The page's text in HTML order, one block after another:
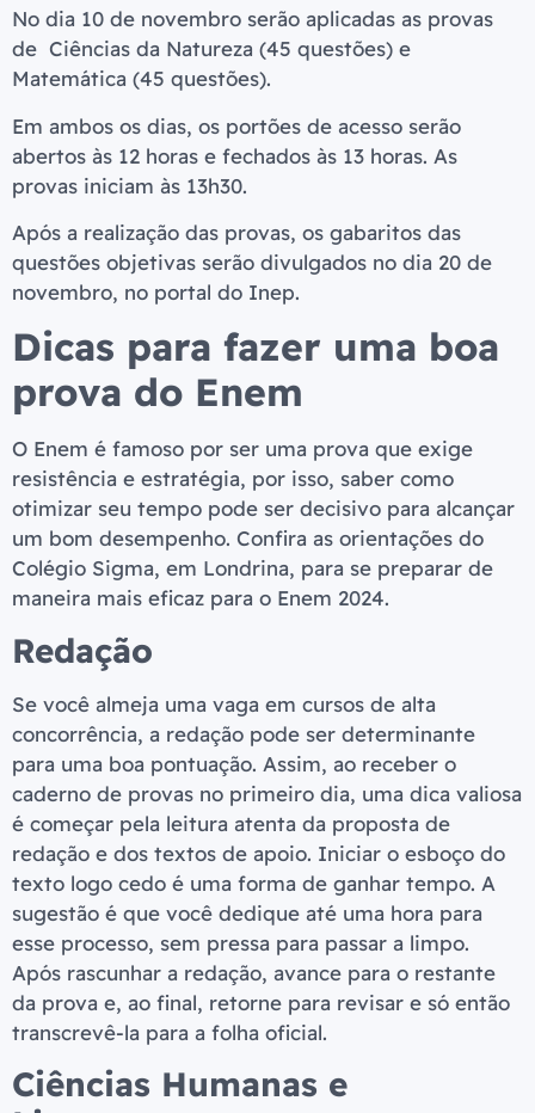
No dia 10 de novembro serão aplicadas as provas
de Ciências da Natureza (45 questões) e
Matemática (45 questões).
Em ambos os dias, os portões de acesso serão
abertos às 12 horas e fechados às 13 horas. As
provas iniciam às 13h30.
Após a realização das provas, os gabaritos das
questões objetivas serão divulgados no dia 20 de
novembro, no portal do Inep.
Dicas para fazer uma boa
prova do Enem
O Enem é famoso por ser uma prova que exige
resistência e estratégia, por isso, saber como
otimizar seu tempo pode ser decisivo para alcançar
um bom desempenho. Confira as orientações do
Colégio Sigma, em Londrina, para se preparar de
maneira mais eficaz para o Enem 2024.
Redação
Se você almeja uma vaga em cursos de alta
concorrência, a redação pode ser determinante
para uma boa pontuação. Assim, ao receber o
caderno de provas no primeiro dia, uma dica valiosa
é começar pela leitura atenta da proposta de
redação e dos textos de apoio. Iniciar o esboço do
texto logo cedo é uma forma de ganhar tempo. A
sugestão é que você dedique até uma hora para
esse processo, sem pressa para passar a limpo.
Após rascunhar a redação, avance para o restante
da prova e, ao final, retorne para revisar e só então
transcrevê-la para a folha oficial.
Ciências Humanas e